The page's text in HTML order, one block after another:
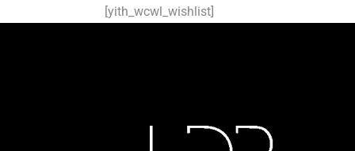
[yith_wcwl_wishlist]